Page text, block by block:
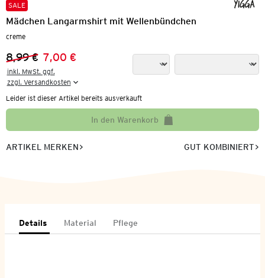
SALE
Mädchen Langarmshirt mit Wellenbündchen
creme
Vorheriger Preis:
8,99 €
Neuer Preis:
7,00 €
inkl. MwSt. ggf.
zzgl. Versandkosten
Leider ist dieser Artikel bereits ausverkauft
In den Warenkorb
ARTIKEL MERKEN GUT KOMBINIERT
Details Material Pflege